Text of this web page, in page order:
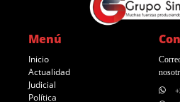
Menú
Inicio
Actualidad
Judicial
Política